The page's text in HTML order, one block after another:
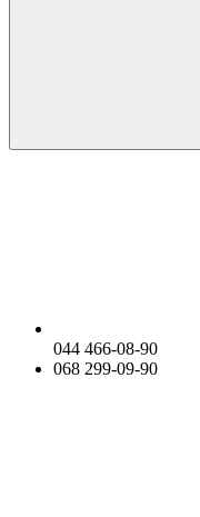
044 466-08-90
068 299-09-90